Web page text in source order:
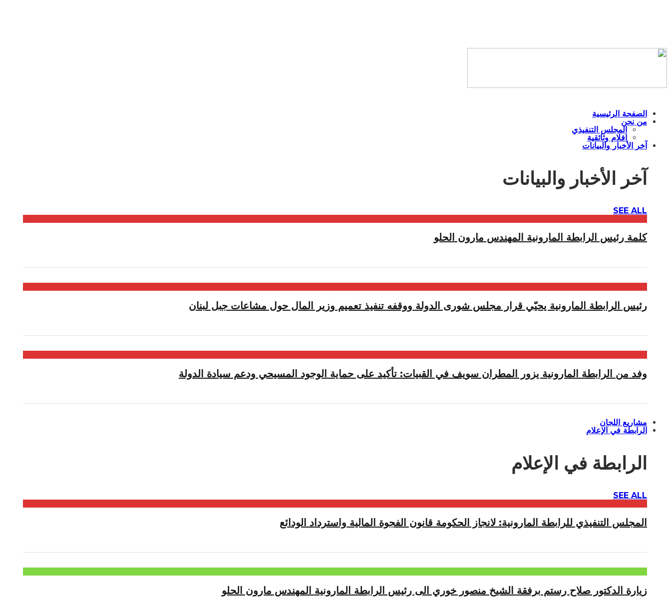
الصفحة الرئيسية
من نحن
المجلس التنفيذي
افلام وثائقية
آخر الأخبار والبيانات
آخر الأخبار والبيانات
SEE ALL
كلمة رئيس الرابطة المارونية المهندس مارون الحلو
رئيس الرابطة المارونية يحيّي قرار مجلس شورى الدولة ووقفه تنفيذ تعميم وزير المال حول مشاعات جبل لبنان
وفد من الرابطة المارونية يزور المطران سويف في القبيات: تأكيد على حماية الوجود المسيحي ودعم سيادة الدولة
مشاريع اللجان
الرابطة في الإعلام
الرابطة في الإعلام
SEE ALL
المجلس التنفيذي للرابطة المارونية: لانجاز الحكومة قانون الفجوة المالية واسترداد الودائع
زيارة الدكتور صلاح رستم برفقة الشيخ منصور خوري الى رئيس الرابطة المارونية المهندس مارون الحلو